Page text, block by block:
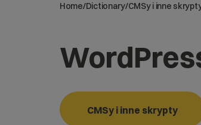
Home/Dictionary/CMSy i inne
CMSy i inne skrypty